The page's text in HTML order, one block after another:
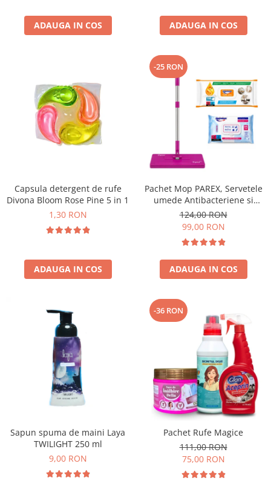
ADAUGA IN COS ADAUGA IN COS
Capsula detergent de rufe
Divona Bloom Rose Pine 5 in 1
1,30 RON
ADAUGA IN COS
-25 RON
Pachet Mop PAREX, Servetele
umede Antibacteriene si
Multisuprafete
124,00 RON
99,00 RON
ADAUGA IN COS
Sapun spuma de maini Laya
TWILIGHT 250 ml
9,00 RON
-36 RON
Pachet Rufe Magice
111,00 RON
75,00 RON